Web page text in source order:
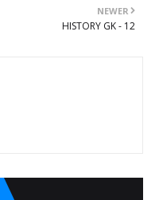
NEWER
HISTORY GK - 12